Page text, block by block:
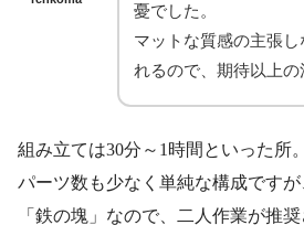
憂でした。
マットな質感の主張し
れるので、期待以上の
組み立ては30分～1時間といった所。
パーツ数も少なく単純な構成です
「鉄の塊」なので、二人作業が推奨